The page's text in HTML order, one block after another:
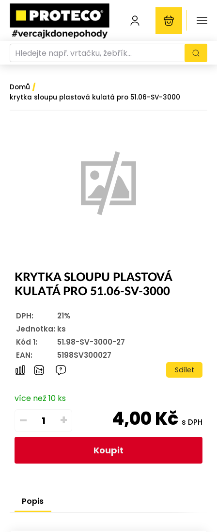
Domů /
krytka sloupu plastová kulatá pro 51.06-SV-3000
KRYTKA SLOUPU PLASTOVÁ
KULATÁ PRO 51.06-SV-3000
DPH:
21%
Jednotka: ks
Kód 1:
51.98-SV-3000-27
EAN:
5198SV300027
Sdílet
více než 10 ks
– + 4,00Kč s DPH
Koupit
Popis